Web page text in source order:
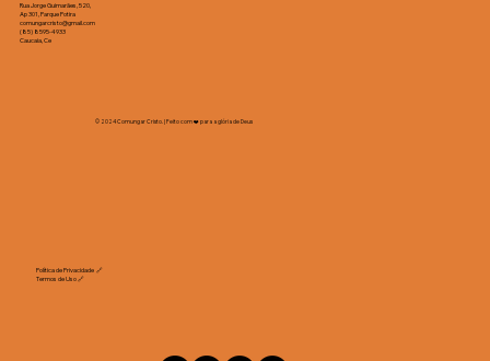
Política de Privacidade 🔗
Termos de Uso 🔗
Rua Jorge Guimarães, 520,
Ap 301, Parque Potira
comungarcristo@gmail.com
(85) 8595-4933
Caucaia, Ce
© 2024 Comungar Cristo. | Feito com ❤️ para a glória de Deus